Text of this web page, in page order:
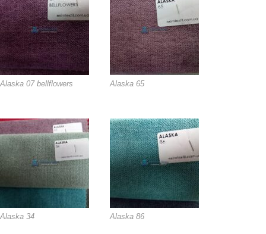
Alaska 07 bellflowers Alaska 65
Alaska 34 Alaska 86